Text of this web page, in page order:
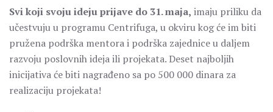
Svi koji svoju ideju prijave do 31. maja, imaju priliku da
učestvuju u programu Centrifuga, u okviru kog će im biti
pružena podrška mentora i podrška zajednice u daljem
razvoju poslovnih ideja ili projekata. Deset najboljih
inicijativa će biti nagrađeno sa po 500 000 dinara za
realizaciju projekata!